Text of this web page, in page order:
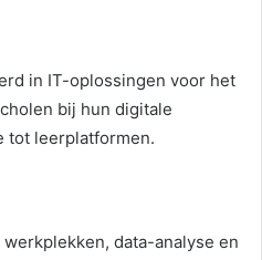
in IT-oplossingen voor het
bij hun digitale
tot leerplatformen.
data-analyse en